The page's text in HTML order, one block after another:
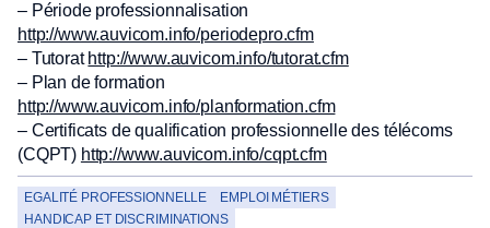
– Période professionnalisation
http://www.auvicom.info/periodepro.cfm
– Tutorat http://www.auvicom.info/tutorat.cfm
– Plan de formation
http://www.auvicom.info/planformation.cfm
– Certificats de qualification professionnelle des télécoms
(CQPT) http://www.auvicom.info/cqpt.cfm
EGALITÉ PROFESSIONNELLE
EMPLOI MÉTIERS
HANDICAP ET DISCRIMINATIONS